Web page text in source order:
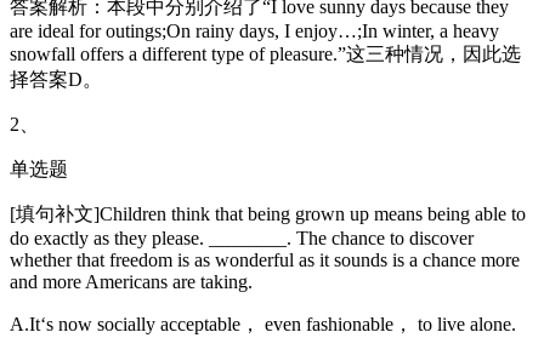
答案解析：本段中分别介绍了“I love sunny days because they
are ideal for outings;On rainy days, I enjoy…;In winter, a heavy
snowfall offers a different type of pleasure.”这三种情况，因此选
择答案D。
2、
单选题
[填句补文]Children think that being grown up means being able to
do exactly as they please. ________. The chance to discover
whether that freedom is as wonderful as it sounds is a chance more
and more Americans are taking.
A.It‘s now socially acceptable， even fashionable， to live alone.